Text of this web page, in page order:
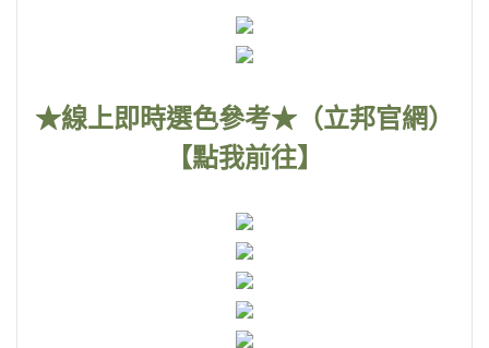
★線上即時選色參考★（立邦官網）
【點我前往】